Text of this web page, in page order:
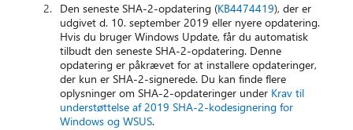
Den seneste SHA-2-opdatering (KB4474419), der er
udgivet d. 10. september 2019 eller nyere opdatering.
Hvis du bruger Windows Update, får du automatisk
tilbudt den seneste SHA-2-opdatering. Denne
opdatering er påkrævet for at installere opdateringer,
der kun er SHA-2-signerede. Du kan finde flere
oplysninger om SHA-2-opdateringer under Krav til
understøttelse af 2019 SHA-2-kodesignering for
Windows og WSUS.